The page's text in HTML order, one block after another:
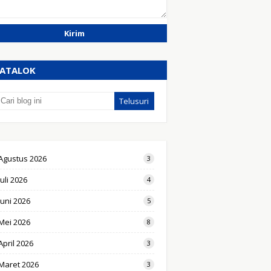
2026 3
2026 4
2026 5
2026 8
2026 3
2026 3